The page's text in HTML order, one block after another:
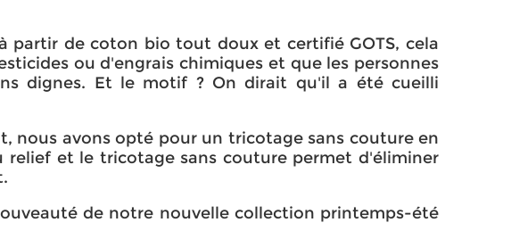
partir de coton bio tout doux et certifié GOTS, cela
ou d'engrais chimiques et que les personnes
dignes. Et le motif ? On dirait qu'il a été cueilli
nous avons opté pour un tricotage sans couture en
relief et le tricotage sans couture permet d'éliminer
de notre nouvelle collection printemps-été